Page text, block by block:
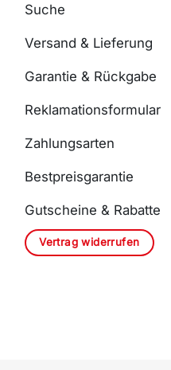
Suche
Versand & Lieferung
Garantie & Rückgabe
Reklamationsformular
Zahlungsarten
Bestpreisgarantie
Gutscheine & Rabatte
Vertrag widerrufen